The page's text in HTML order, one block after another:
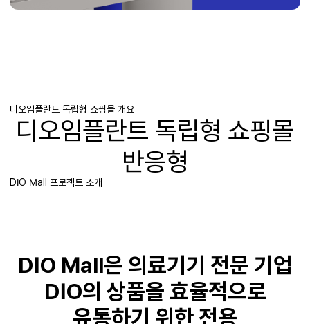
디오임플란트 독립형 쇼핑몰 개요
디오임플란트 독립형 쇼핑몰
반응형
DIO Mall 프로젝트 소개
DIO Mall은 의료기기 전문 기업
DIO의 상품을 효율적으로
유통하기 위한 전용